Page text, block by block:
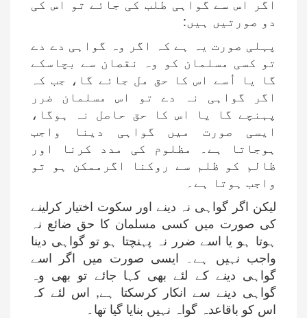
دو صورتیں ہیں:
پہلی صورت یہ ہے کہ اگر وہ گواہی دے دے
تو کسی مسلمان کو وہ نقصان سے بچاسکے
گا یا اُسے اس کا حق مل جائے گا، جب کہ
اگر گواہی نہ دے تو اس مسلمان ضرر
پہنچے گا یا اس کا حق حاصل نہ ہوگا،
ایسی صورت میں گواہی دینا واجب
ہوجاتا ہے۔ مظلوم کی مدد کرنا اور
ظالم کو ظلم سے روکنا اگرممکن ہو تو
واجب ہوتا ہے۔
لیکن اگر گواہی نہ دینے اور سکوت اختیار کرلینے
کی صورت میں کسی مسلمان کا حق ضائع نہ
ہوتا ہو یا اسے ضرر نہ پہنچتا ہو تو گواہی دینا
واجب نہیں ہے۔ ایسی صورت میں اگر اسے
گواہی دینے کے لئے بھی کہا جائے تو بھی وہ
گواہی دینے سے انکار کرسکتا ہے, اس لئے کہ
اس کو باقاعدہ گواہ نہیں بنایا گیا تھا۔